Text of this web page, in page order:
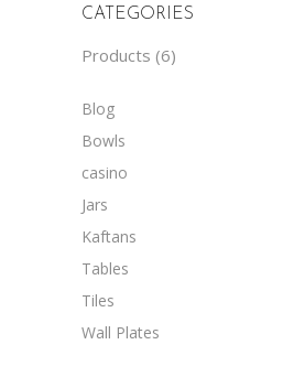
CATEGORIES
Products 6
Blog
Bowls
casino
Jars
Kaftans
Tables
Tiles
Wall Plates